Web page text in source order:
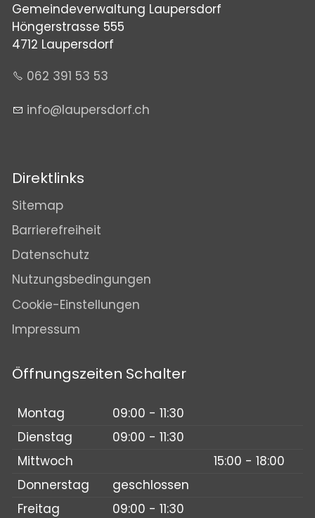
Gemeindeverwaltung Laupersdorf
Höngerstrasse 555
4712 Laupersdorf
062 391 53 53
nf
l p rsd rf ch
Direktlinks
Sitemap
Barrierefreiheit
Datenschutz
Nutzungsbedingungen
Cookie-Einstellungen
Impressum
Öffnungszeiten Schalter
Montag
09:00 - 11:30
Dienstag
09:00 - 11:30
Mittwoch
15:00 - 18:00
Donnerstag
geschlossen
Freitag
09:00 - 11:30